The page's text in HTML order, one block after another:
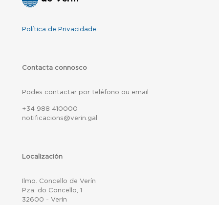
Política de Privacidade
Contacta connosco
Podes contactar por teléfono ou email
+34 988 410000
notificacions@verin.gal
Localización
Ilmo. Concello de Verín
Pza. do Concello, 1
32600 - Verín